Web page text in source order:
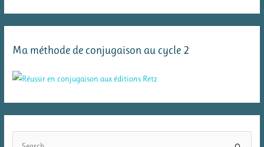
Ma méthode de conjugaison au cycle 2